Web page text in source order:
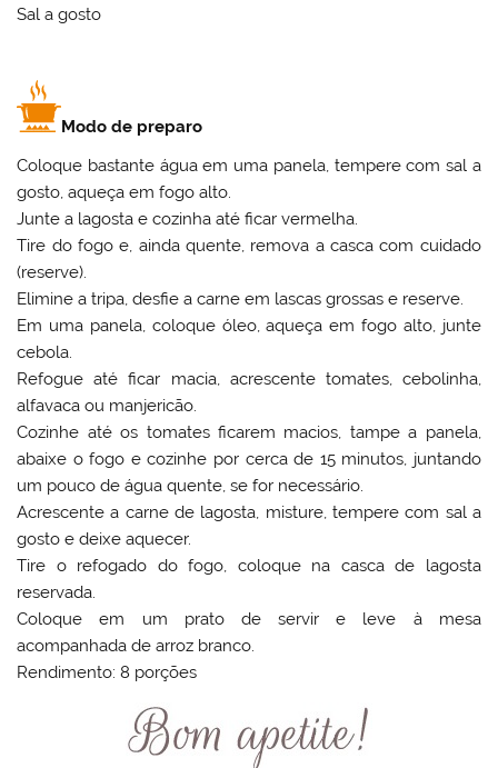
Sal a gosto
Modo de preparo
Coloque bastante água em uma panela, tempere com sal a
gosto, aqueça em fogo alto.
Junte a lagosta e cozinha até ficar vermelha.
Tire do fogo e, ainda quente, remova a casca com cuidado
(reserve).
Elimine a tripa, desfie a carne em lascas grossas e reserve.
Em uma panela, coloque óleo, aqueça em fogo alto, junte
cebola.
Refogue até ficar macia, acrescente tomates, cebolinha,
alfavaca ou manjericão.
Cozinhe até os tomates ficarem macios, tampe a panela,
abaixe o fogo e cozinhe por cerca de 15 minutos, juntando
um pouco de água quente, se for necessário.
Acrescente a carne de lagosta, misture, tempere com sal a
gosto e deixe aquecer.
Tire o refogado do fogo, coloque na casca de lagosta
reservada.
Coloque em um prato de servir e leve à mesa
acompanhada de arroz branco.
Rendimento: 8 porções